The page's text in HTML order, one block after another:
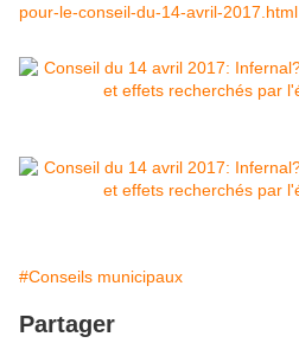
pour-le-conseil-du-14-avril-2017.html
#Conseils municipaux
Partager